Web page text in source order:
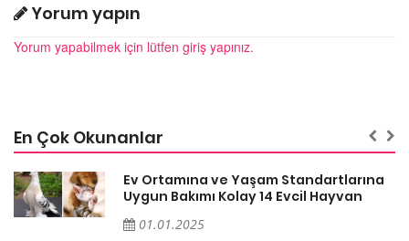
Yorum yapın
Yorum yapabilmek için lütfen giriş yapınız.
En Çok Okunanlar
Ev Ortamına ve Yaşam Standartlarına
Uygun Bakımı Kolay 14 Evcil Hayvan
01.01.2025